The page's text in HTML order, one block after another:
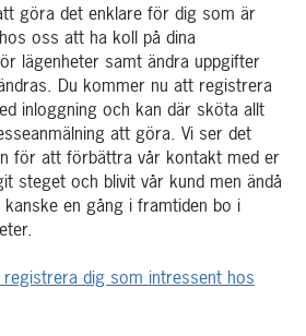
göra det enklare för dig som är
oss att ha koll på dina
lägenheter samt ändra uppgifter
Du kommer nu att registrera
inloggning och kan där sköta allt
att göra. Vi ser det
för att förbättra vår kontakt med er
steget och blivit vår kund men ändå
en gång i framtiden bo i
dig som intressent hos